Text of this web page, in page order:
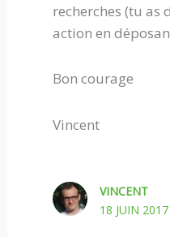
recherches (tu as
action en
Bon courage
Vincent
VINCENT
18 JUIN